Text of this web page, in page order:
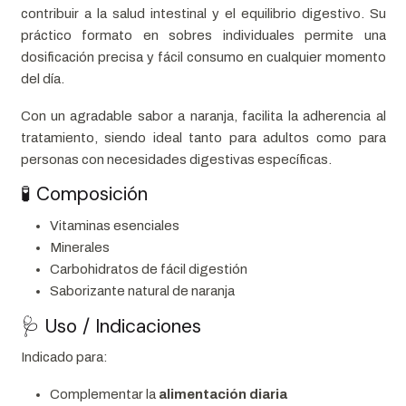
contribuir a la salud intestinal y el equilibrio digestivo. Su
práctico formato en sobres individuales permite una
dosificación precisa y fácil consumo en cualquier momento
del día.
Con un agradable sabor a naranja, facilita la adherencia al
tratamiento, siendo ideal tanto para adultos como para
personas con necesidades digestivas específicas.
🧪 Composición
Vitaminas esenciales
Minerales
Carbohidratos de fácil digestión
Saborizante natural de naranja
🩺 Uso / Indicaciones
Indicado para:
Complementar la alimentación diaria